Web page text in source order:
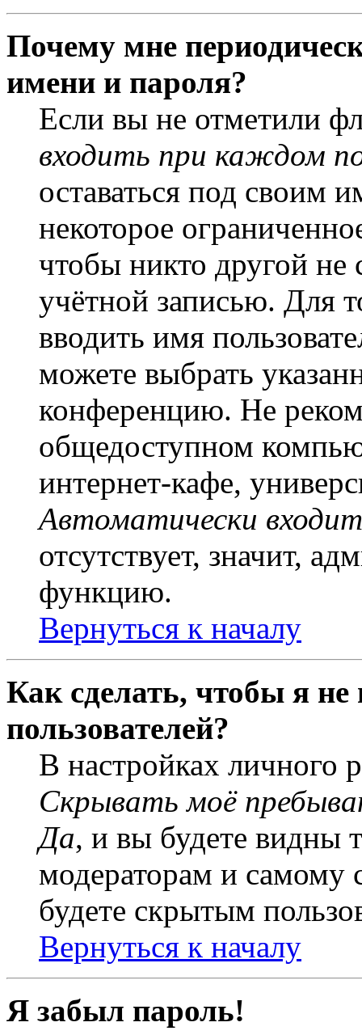
Почему мне
имени и пароля?
Если вы не отметили
входить при каждом
оставаться под своим
некоторое
чтобы никто другой не
учётной записью. Для
вводить имя
можете выбрать
конференцию. Не
общедоступном
интернет-кафе,
Автоматически
отсутствует, значит,
функцию.
Вернуться к началу
Как сделать, чтобы я
пользователей?
В настройках личного
Скрывать моё
Да, и вы будете видны
модераторам и самому
будете скрытым
Вернуться к началу
Я забыл пароль!